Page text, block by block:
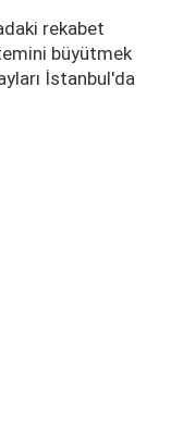
rekabet
büyütmek
İstanbul'da